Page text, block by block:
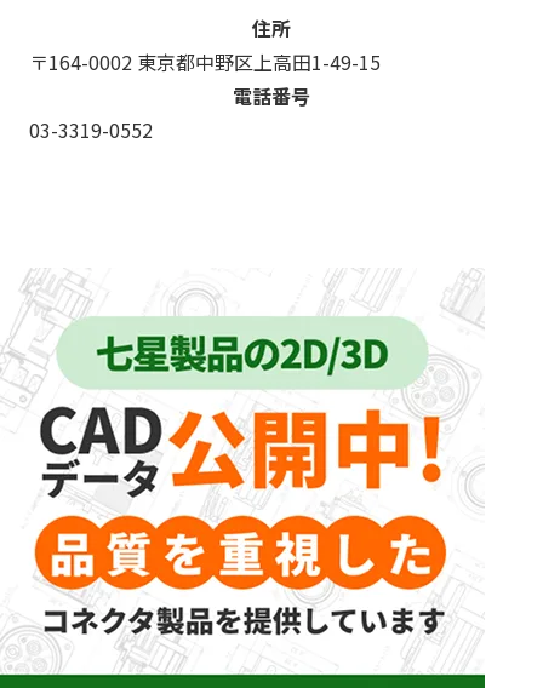
住所
〒164-0002 東京都中野区上高田1-49-15
電話番号
03-3319-0552